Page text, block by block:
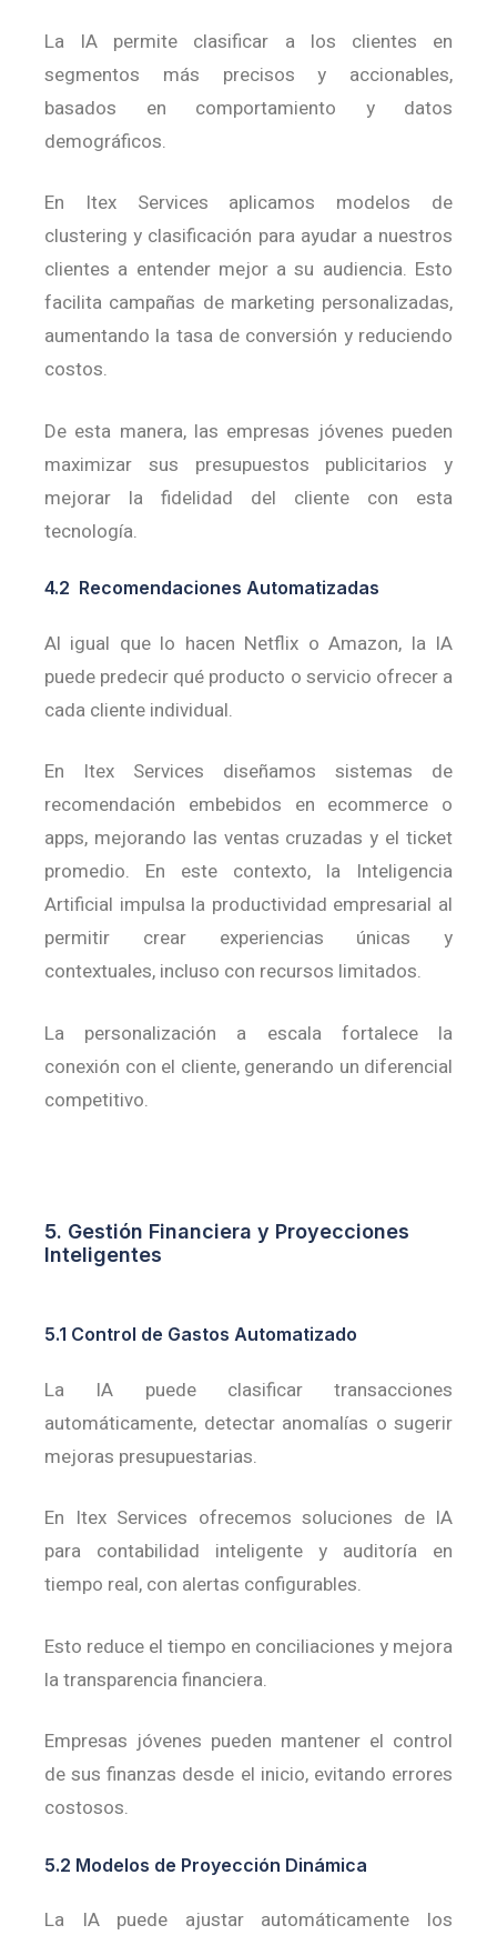
La IA permite clasificar a los clientes en
segmentos más precisos y accionables,
basados en comportamiento y datos
demográficos.
En Itex Services aplicamos modelos de
clustering y clasificación para ayudar a nuestros
clientes a entender mejor a su audiencia. Esto
facilita campañas de marketing personalizadas,
aumentando la tasa de conversión y reduciendo
costos.
De esta manera, las empresas jóvenes pueden
maximizar sus presupuestos publicitarios y
mejorar la fidelidad del cliente con esta
tecnología.
4.2 Recomendaciones Automatizadas
Al igual que lo hacen Netflix o Amazon, la IA
puede predecir qué producto o servicio ofrecer a
cada cliente individual.
En Itex Services diseñamos sistemas de
recomendación embebidos en ecommerce o
apps, mejorando las ventas cruzadas y el ticket
promedio. En este contexto, la Inteligencia
Artificial impulsa la productividad empresarial al
permitir crear experiencias únicas y
contextuales, incluso con recursos limitados.
La personalización a escala fortalece la
conexión con el cliente, generando un diferencial
competitivo.
5. Gestión Financiera y Proyecciones
Inteligentes
5.1 Control de Gastos Automatizado
La IA puede clasificar transacciones
automáticamente, detectar anomalías o sugerir
mejoras presupuestarias.
En Itex Services ofrecemos soluciones de IA
para contabilidad inteligente y auditoría en
tiempo real, con alertas configurables.
Esto reduce el tiempo en conciliaciones y mejora
la transparencia financiera.
Empresas jóvenes pueden mantener el control
de sus finanzas desde el inicio, evitando errores
costosos.
5.2 Modelos de Proyección Dinámica
La IA puede ajustar automáticamente los